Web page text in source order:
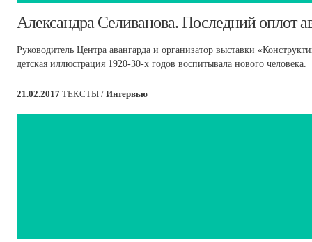
​Александра Селиванова. Последний оплот
Руководитель Центра авангарда и организатор выставки
детская иллюстрация 1920-30-х годов воспитывала нового человека.
21.02.2017 ТЕКСТЫ / Интервью